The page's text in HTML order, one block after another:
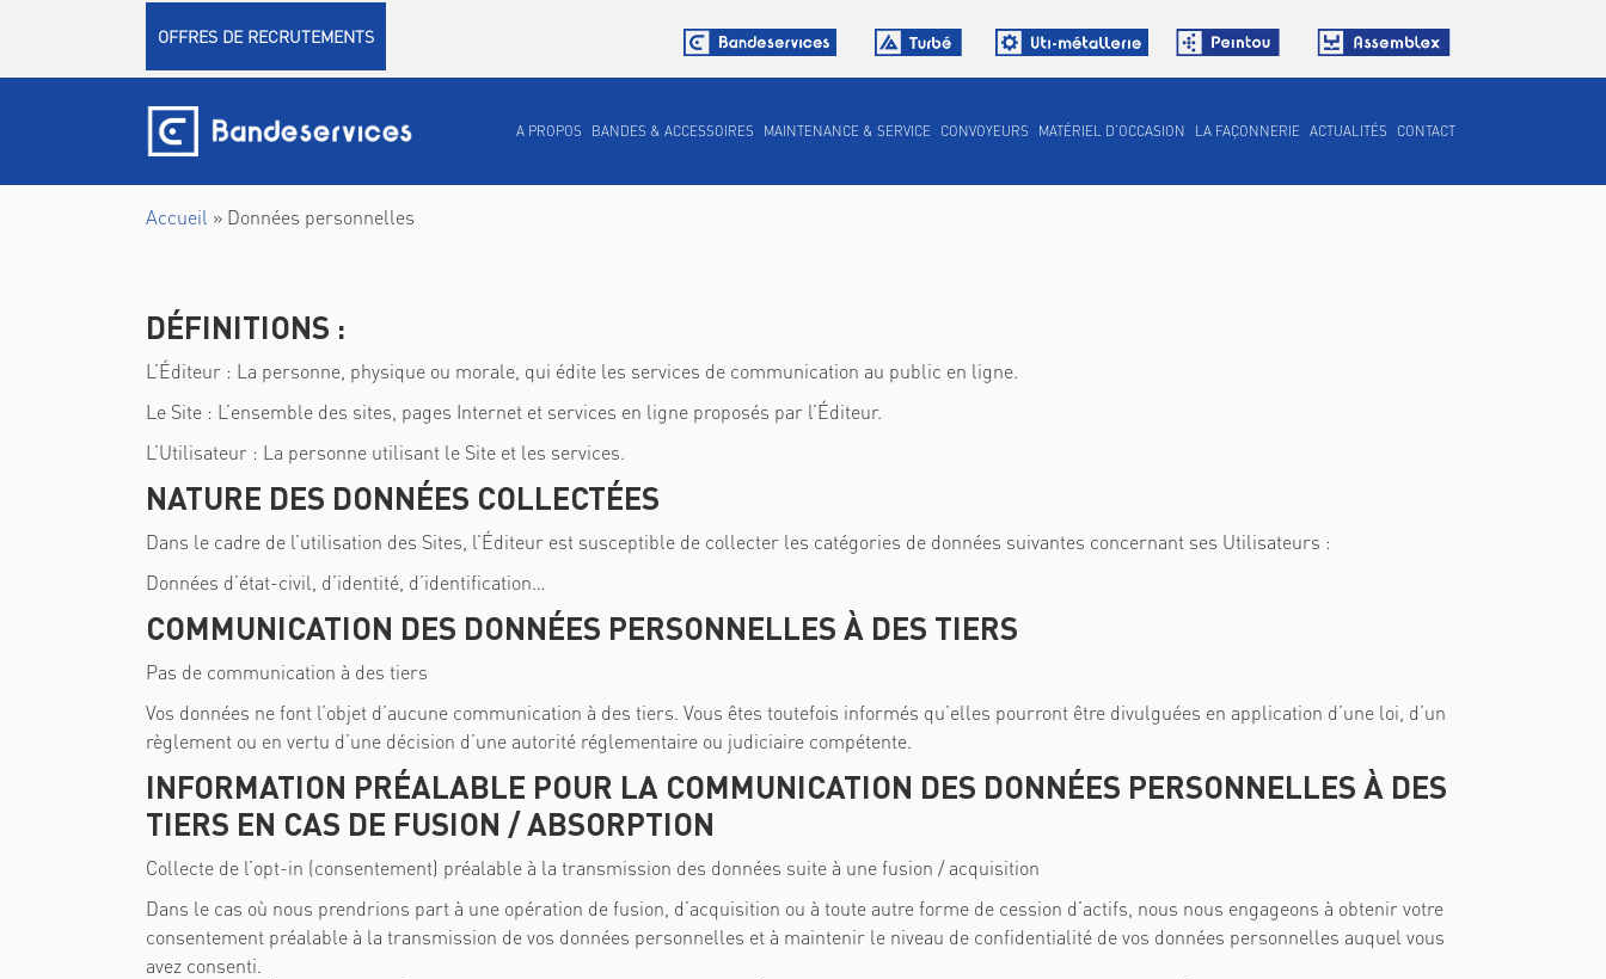
OFFRES DE RECRUTEMENTS
A PROPOS BANDES & ACCESSOIRES MAINTENANCE & SERVICE CONVOYEURS MATÉRIEL D’OCCASION LA FAÇONNERIE ACTUALITÉS CONTACT
Accueil » Données personnelles
DÉFINITIONS :
L’Éditeur : La personne, physique ou morale, qui édite les services de communication au public en ligne.
Le Site : L’ensemble des sites, pages Internet et services en ligne proposés par l’Éditeur.
L’Utilisateur : La personne utilisant le Site et les services.
NATURE DES DONNÉES COLLECTÉES
Dans le cadre de l’utilisation des Sites, l’Éditeur est susceptible de collecter les catégories de données suivantes concernant ses Utilisateurs :
Données d’état-civil, d’identité, d’identification…
COMMUNICATION DES DONNÉES PERSONNELLES À DES TIERS
Pas de communication à des tiers
Vos données ne font l’objet d’aucune communication à des tiers. Vous êtes toutefois informés qu’elles pourront être divulguées en application d’une loi, d’un
règlement ou en vertu d’une décision d’une autorité réglementaire ou judiciaire compétente.
INFORMATION PRÉALABLE POUR LA COMMUNICATION DES DONNÉES PERSONNELLES À DES
TIERS EN CAS DE FUSION / ABSORPTION
Collecte de l’opt-in (consentement) préalable à la transmission des données suite à une fusion / acquisition
Dans le cas où nous prendrions part à une opération de fusion, d’acquisition ou à toute autre forme de cession d’actifs, nous nous engageons à obtenir votre
consentement préalable à la transmission de vos données personnelles et à maintenir le niveau de confidentialité de vos données personnelles auquel vous
avez consenti.